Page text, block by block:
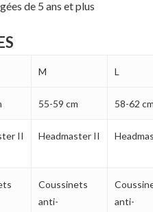
EN LIGNE
de 5 ans et plus
M L
55-59 cm 58-62
II Headmaster II
Coussinets
anti-
anti-